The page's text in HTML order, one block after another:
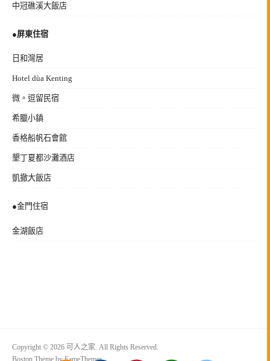
中冠礁溪大飯店
●屏東住宿
日和灣居
Hotel dùa Kenting
微。逗留民宿
希臘小鎮
香格船帆石會館
墾丁夏都沙灘酒店
凱撤大飯店
●金門住宿
金湖飯店
Copyright © 2026 可人之家. All Rights Reserved.